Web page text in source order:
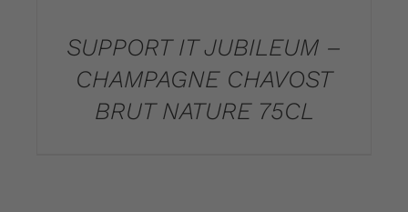
SUPPORT IT JUBILEUM –
CHAMPAGNE CHAVOST
BRUT NATURE 75CL